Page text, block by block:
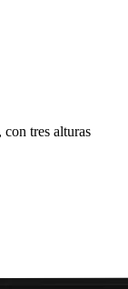
con tres alturas